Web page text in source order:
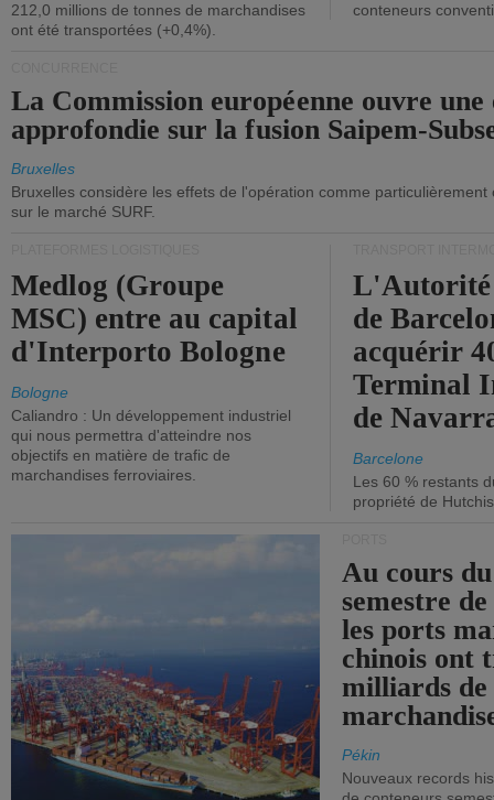
212,0 millions de tonnes de marchandises
ont été transportées (+0,4%).
conteneurs
La Commission européenne ouvre une
approfondie sur la fusion Saipem-
Bruxelles
Bruxelles considère les effets de l'opération comme
sur le marché SURF.
Medlog (Groupe
MSC) entre au capital
d'Interporto Bologne
Bologne
Caliandro : Un développement industriel
qui nous permettra d'atteindre nos
objectifs en matière de trafic de
marchandises ferroviaires.
de
acquérir
Terminal
de
Barcelone
Les 60 % restants
propriété de
Au cours
semestre
les ports
chinois ont
milliards de
Pékin
Nouveaux records